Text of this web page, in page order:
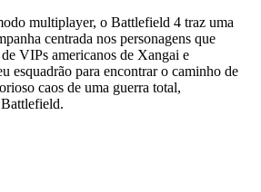
multiplayer, o Battlefield 4 traz uma
centrada nos personagens que
VIPs americanos de Xangai e
esquadrão para encontrar o caminho de
caos de uma guerra total,